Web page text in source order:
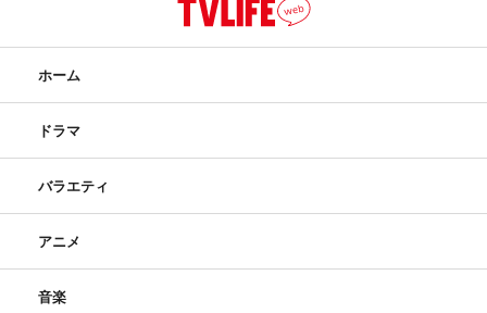
ホーム
ドラマ
バラエティ
アニメ
音楽